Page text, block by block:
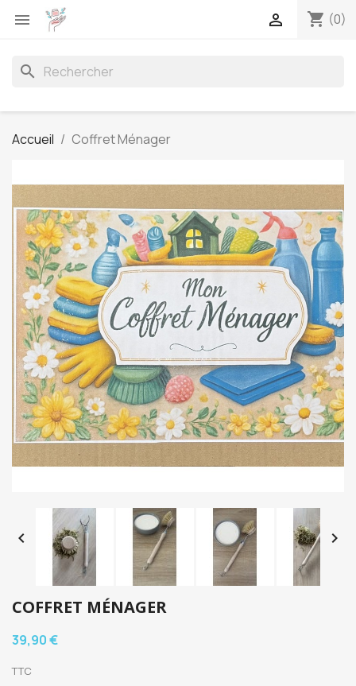
 shopping_cart (0)

search
Accueil Coffret Ménager
 
COFFRET MÉNAGER
39,90 €
TTC